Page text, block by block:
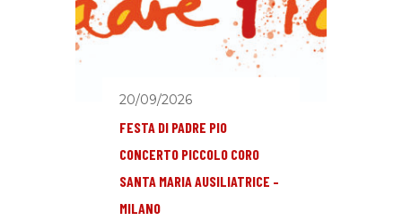
20/09/2026
FESTA DI PADRE PIO
CONCERTO PICCOLO CORO
SANTA MARIA AUSILIATRICE –
MILANO